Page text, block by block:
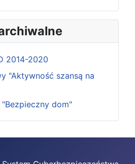
2014-2020
"Aktywność szansą na
dom"